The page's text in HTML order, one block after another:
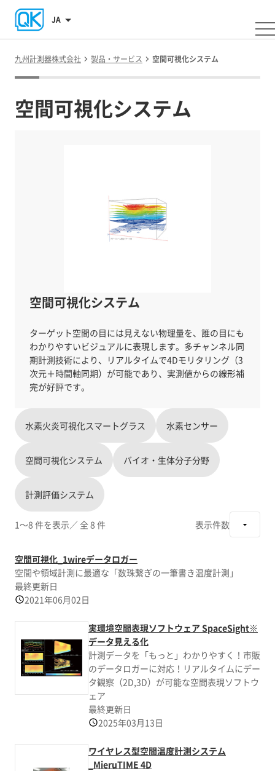
JA
九州計測器株式会社 製品・サービス 空間可視化システム
空間可視化システム
空間可視化システム
ターゲット空間の目には見えない物理量を、誰の目にも
わかりやすいビジュアルに表現します。多チャンネル同
期計測技術により、リアルタイムで4Dモリタリング（3
次元＋時間軸同期）が可能であり、実測値からの線形補
水素火炎可視化スマートグラス 水素センサー
空間可視化システム バイオ・生体分子分野
計測評価システム
1～8 件を表示／ 全 8 件 表示件数
空間可視化_1wireデータロガー
空間や領域計測に最適な「数珠繋ぎの一筆書き温度計測」
最終更新日
2021年06月02日
実環境空間表現ソフトウェア SpaceSight※
データ見える化
計測データを「もっと」わかりやすく！市販
のデータロガーに対応！リアルタイムにデー
タ観察（2D,3D）が可能な空間表現ソフトウ
ェア
最終更新日
2025年03月13日
ワイヤレス型空間温度計測システム
_MieruTIME 4D